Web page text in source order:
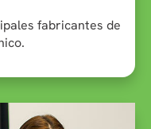
fabricantes de